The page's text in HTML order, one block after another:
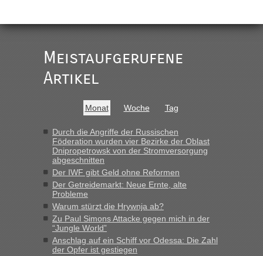
Ist korrekt, aber ich finde man hätte trotzdem im Text gleich
darauf hinweisen können.
War aber nicht "böse" gemeint ...
buchbar - warum auch immer ...
Hab´s versucht - bekomme aber immer angezeigt "auf dieser
Strecke fahren wir nicht"
MHG1023 inBerichte und Reisetipps • Re: Mit dem Zug in
die Ukraine
„Man sollte aber explizit dazu schreiben, daß es ein Zug von
LeoExpress ist - und nur auf deren Webseite kann man die
Fahrkarten kaufen. Zumindest ist es die erste Umsteigefreie
Verbindung von Deutschland...“
Meistaufgerufene
Artikel
Monat Woche Tag
Durch die Angriffe der Russischen
Föderation wurden vier Bezirke der Oblast
Dnipropetrowsk von der Stromversorgung
abgeschnitten
Der IWF gibt Geld ohne Reformen
Der Getreidemarkt: Neue Ernte, alte
Probleme
Warum stürzt die Hrywnja ab?
Zu Paul Simons Attacke gegen mich in der
“Jungle World”
Anschlag auf ein Schiff vor Odessa: Die Zahl
der Opfer ist gestiegen